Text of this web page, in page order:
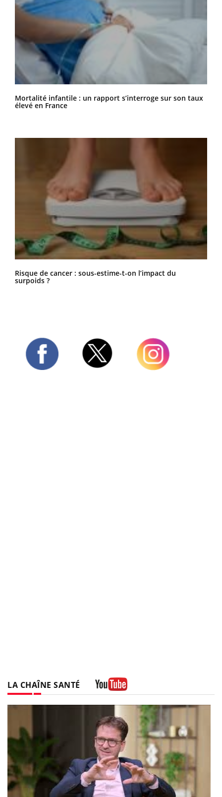
Mortalité infantile : un rapport s’interroge sur son taux
élevé en France
Risque de cancer : sous-estime-t-on l’impact du
surpoids ?
LA CHAÎNE SANTÉ